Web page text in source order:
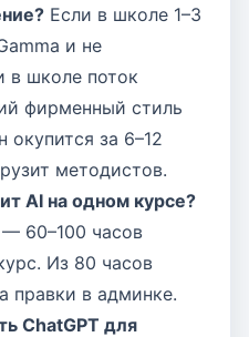
Если в школе 1–3
и не
в школе поток
фирменный стиль
за 6–12
методистов.
AI на одном курсе?
60–100 часов
Из 80 часов
правки в админке.
ChatGPT для